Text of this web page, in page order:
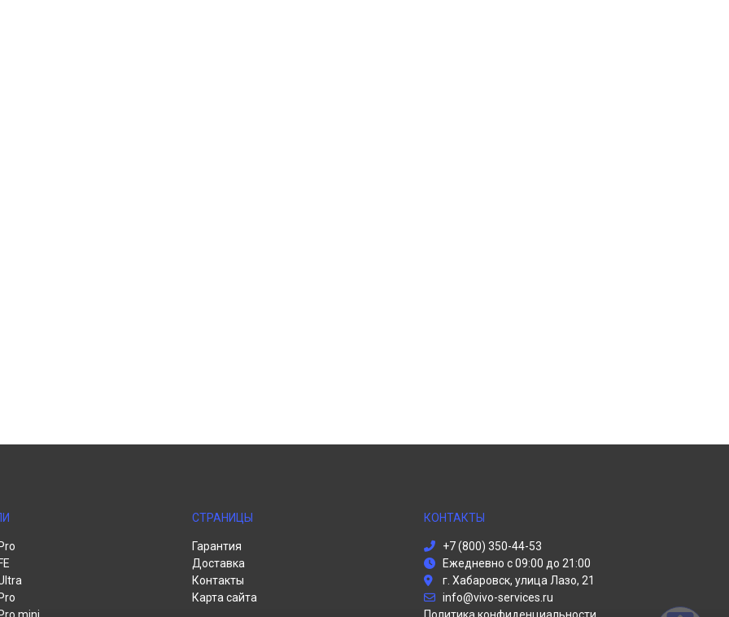
СТРАНИЦЫ
Гарантия
Доставка
Контакты
Карта сайта
КОНТАКТЫ
+7 (800) 350-44-53
Ежедневно с 09:00 до 21:00
г. Хабаровск, улица Лазо, 21
info@vivo-services.ru